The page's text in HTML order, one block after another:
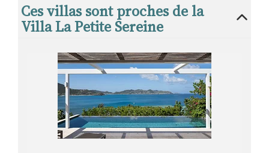
Ces villas sont proches de la
Villa La Petite Sereine